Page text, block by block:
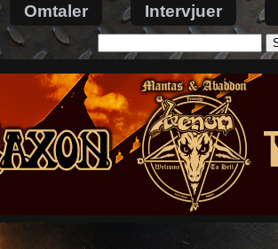
Omtaler Intervjuer
etter: